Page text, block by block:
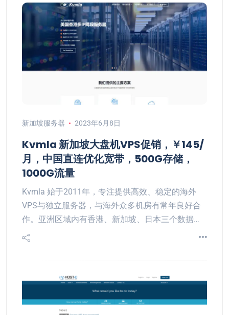
新加坡服务器 2023年6月8日
Kvmla 新加坡大盘机VPS促销，￥145/
月，中国直连优化宽带，500G存储，
1000G流量
Kvmla 始于2011年，专注提供高效、稳定的海外
VPS与独立服务器，与海外众多机房有常年良好合
作。亚洲区域内有香港、新加坡、日本三个数据…